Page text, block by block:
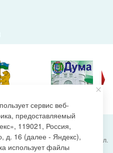
поселения Излучинск, ул.
Излучинск, Нижневартовский
сервис веб-
предоставляемый
119021, Россия,
д. 16 (далее - Яндекс),
использует файлы